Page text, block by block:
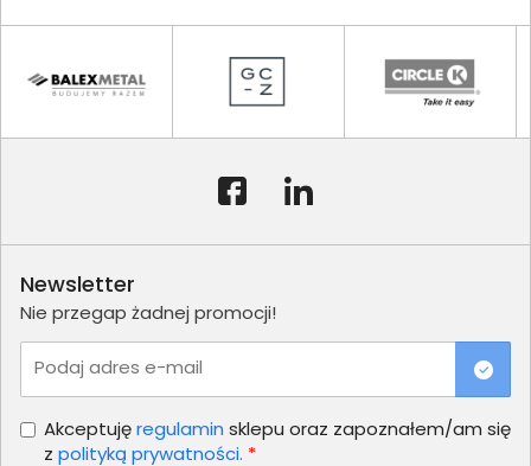
Newsletter
Nie przegap żadnej promocji!
Podaj adres e-mail
Akceptujęregulamin sklepu oraz zapoznałem/am się
z polityką prywatności. *